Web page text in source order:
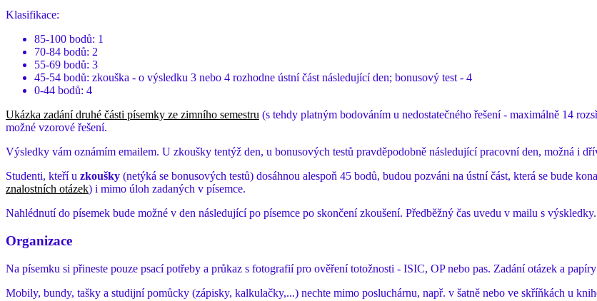
Klasifikace:
85-100 bodů: 1
70-84 bodů: 2
55-69 bodů: 3
45-54 bodů: zkouška - o výsledku 3 nebo 4 rozhodne ústní část následující den; bonusový test - 4
0-44 bodů: 4
Ukázka zadání druhé části písemky ze zimního semestru (s tehdy platným bodováním u nedostatečného řešení - maximálně 14
možné vzorové řešení.
Výsledky vám oznámím emailem. U zkoušky tentýž den, u bonusových testů pravděpodobně následující pracovní den, možná i
Studenti, kteří u zkoušky (netýká se bonusových testů) dosáhnou alespoň 45 bodů, budou pozváni na ústní část, která se bude
znalostních otázek) i mimo úloh zadaných v písemce.
Nahlédnutí do písemek bude možné v den následující po písemce po skončení zkoušení. Předběžný čas uvedu v mailu s výskledky.
Organizace
Na písemku si přineste pouze psací potřeby a průkaz s fotografií pro ověření totožnosti - ISIC, OP nebo pas. Zadání otázek a
Mobily, bundy, tašky a studijní pomůcky (zápisky, kalkulačky,...) nechte mimo posluchárnu, např. v šatně nebo ve skříňkách u